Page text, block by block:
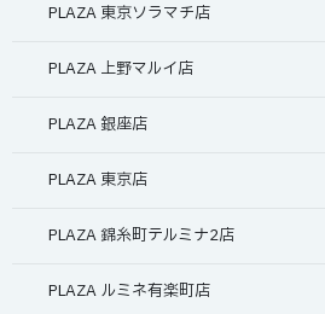
PLAZA 東京ソラマチ店
PLAZA 上野マルイ店
PLAZA 銀座店
PLAZA 東京店
PLAZA 錦糸町テルミナ2店
PLAZA ルミネ有楽町店